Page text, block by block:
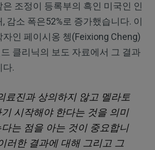
조정이 등록부의 흑인 미국인 인
감소 폭은52%로 증가했습니다. 이
인 페이시옹 쳉(Feixiong Cheng)
클리닉의 보도 자료에서 그 결과
다.
료진과 상의하지 않고 멜라토
시작해야 한다는 것을 의미
는 점을 아는 것이 중요합니
러한 결과에 대해 그리고 그